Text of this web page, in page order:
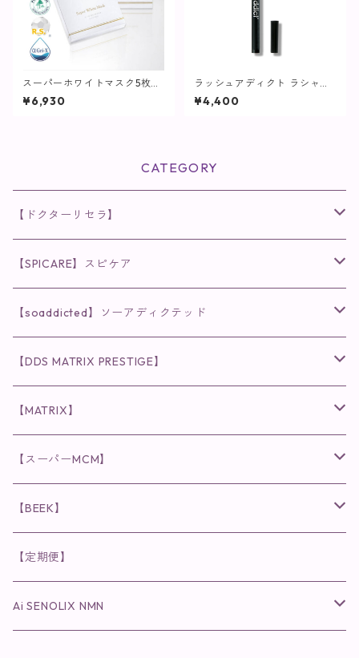
スーパーホワイトマスク5枚入
【マスクパック】
¥6,930
ラッシュアディクト ラシャス
ラッシュ ライナー / 1ml【ア
イライナー】
¥4,400
CATEGORY
【ドクターリセラ】
◉AQUA VENUS
クレンジング・洗顔
化粧水
保湿ジェル・クリーム
ラディール
◉VI PLANTE
リキッド
ディフェンサー
メイク小物
◉ナチュリスティーアクレス
クレンジング
洗顔
◉インナーケア
食品
粒タイプ
◉cocochia
ヘナカラー
ヘアファンデーション
◉美顔器
◉スペシャルケア
◉肌悩み
【SPICARE】スピケア
◉V3シリーズ
ファンデーション・ベース
クレンジング・洗顔
リップ
◉V3 VSPIC C Line
クレンジング・洗顔
化粧水
◉スピケアシリーズ
◉V.O.Sシリーズ
クレンジング・洗顔
化粧水
◉メンズシリーズ
クレンジング・洗顔
化粧水
◉MESシリーズ
【soaddicted】ソーアディクテッド
ラッシュアディクト
まつ毛用美容液
眉毛用美容液
リップアディクト
唇用美容液
ヘアアディクト
【DDS MATRIX PRESTIGE】
スキンケアシリーズ
美容液
【MATRIX】
スキンケアシリーズ
美容液
洗顔
【スーパーMCM】
インナーケア
【BEEK】
インナーケア
【定期便】
Ai SENOLIX NMN